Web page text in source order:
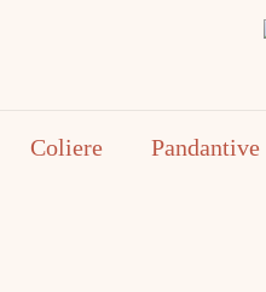
Coliere Pandantive